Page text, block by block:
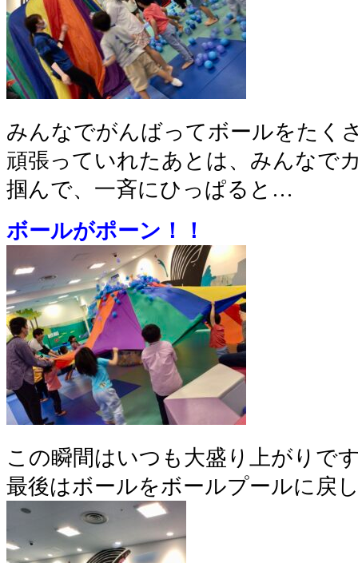
みんなでがんばってボールをたく
頑張っていれたあとは、みんなで
掴んで、一斉にひっぱると…
ボールがポーン！！
この瞬間はいつも大盛り上がりで
最後はボールをボールプールに戻